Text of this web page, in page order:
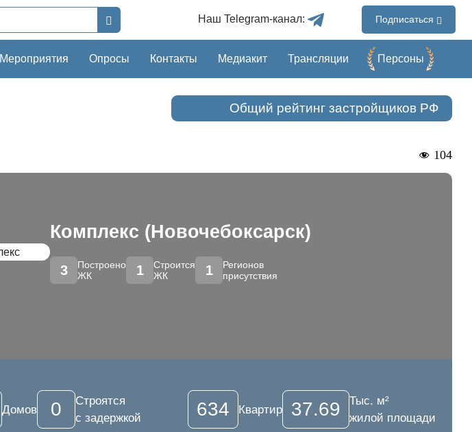
Наш Telegram-канал: Подписаться
Мероприятия Опросы Контакты Медиакит Трансляции Перcоны
Общий рейтинг застройщиков РФ
104
Комплекс (Новочебоксарск)
3
Построено
ЖК
1
Строится
ЖК
1
Регионов
присутствия
Домов 0
Строятся
с задержкой
634 Квартир 37.69
Тыс. м²
жилой площади